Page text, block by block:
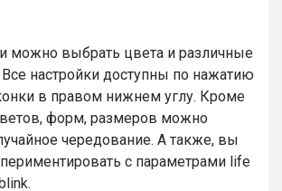
можно выбрать цвета и различные
настройки доступны по нажатию
в правом нижнем углу. Кроме
форм, размеров можно
чередование. А также, вы
с параметрами life